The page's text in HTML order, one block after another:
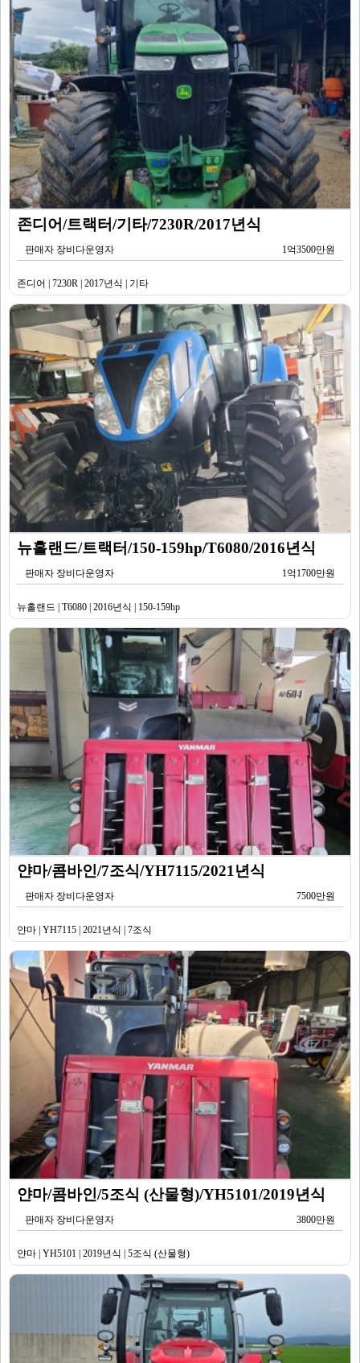
존디어/트랙터/기타/7230R/2017년식
판매자 장비다운영자 1억3500만원
존디어 | 7230R | 2017년식 | 기타
뉴홀랜드/트랙터/150-159hp/T6080/2016년식
판매자 장비다운영자 1억1700만원
뉴홀랜드 | T6080 | 2016년식 | 150-159hp
얀마/콤바인/7조식/YH7115/2021년식
판매자 장비다운영자 7500만원
얀마 | YH7115 | 2021년식 | 7조식
얀마/콤바인/5조식 (산물형)/YH5101/2019년식
판매자 장비다운영자 3800만원
얀마 | YH5101 | 2019년식 | 5조식 (산물형)